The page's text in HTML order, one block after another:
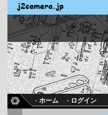
· ホーム · ログイン